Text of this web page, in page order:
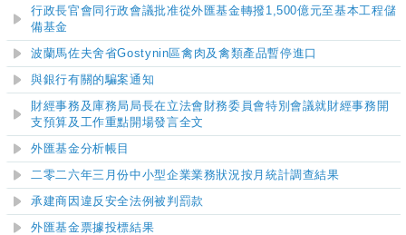
行政長官會同行政會議批准從外匯基金轉撥1,500億元至基本工程儲
備基金
波蘭馬佐夫舍省Gostynin區禽肉及禽類產品暫停進口
與銀行有關的騙案通知
財經事務及庫務局局長在立法會財務委員會特別會議就財經事務開
支預算及工作重點開場發言全文
外匯基金分析帳目
二零二六年三月份中小型企業業務狀況按月統計調查結果
承建商因違反安全法例被判罰款
外匯基金票據投標結果